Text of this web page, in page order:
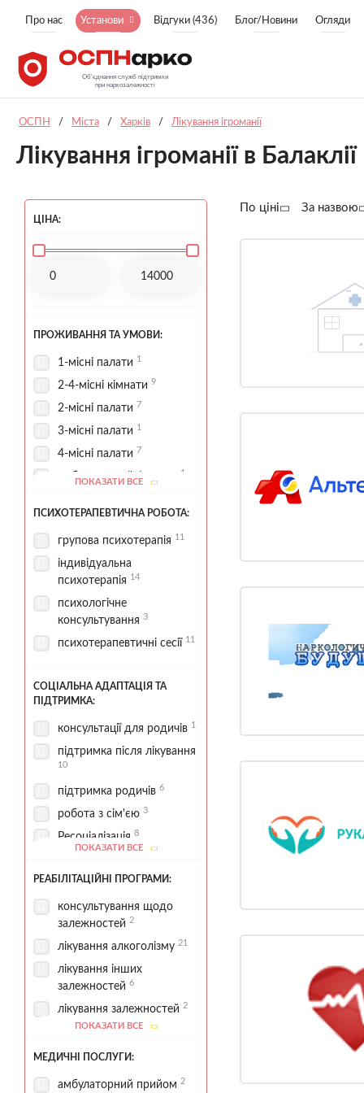
Про нас Установи Відгуки (436) Блог/Новини Огляди
ОСПН / Міста / Харків / Лікування ігроманії
Лікування ігроманії в Балаклії
ЦІНА:
ПРОЖИВАННЯ ТА УМОВИ:
1-місні палати 1
2-4-місні кімнати 9
2-місні палати 7
3-місні палати 1
4-місні палати 7
амбулаторний формат 1
1
зона відпочинку1
комфортні умови
проживання 12
палати стаціонару
спортивні зони7
ПОКАЗАТИ ВСЕ
ПСИХОТЕРАПЕВТИЧНА РОБОТА:
групова психотерапія 11
індивідуальна
психотерапія 14
психологічне
консультування 3
психотерапевтичні сесії 11
СОЦІАЛЬНА АДАПТАЦІЯ ТА
ПІДТРИМКА:
консультації для родичів 1
підтримка після лікування
10
підтримка родичів 6
робота з сім'єю 3
Ресоціалізація 8
соціальний супровід2
ПОКАЗАТИ ВСЕ
РЕАБІЛІТАЦІЙНІ ПРОГРАМИ:
консультування щодо
залежностей 2
лікування алкоголізму 21
лікування інших
залежностей 6
лікування залежностей 2
лікування ігрової
ПОКАЗАТИ ВСЕ
МЕДИЧНІ ПОСЛУГИ:
амбулаторний прийом 2
По ціні За назвою